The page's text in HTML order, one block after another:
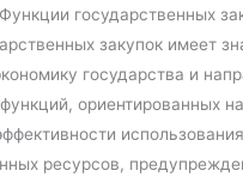
Функции государственных
закупок имеет
государства и
ориентированных
использования
ресурсов,